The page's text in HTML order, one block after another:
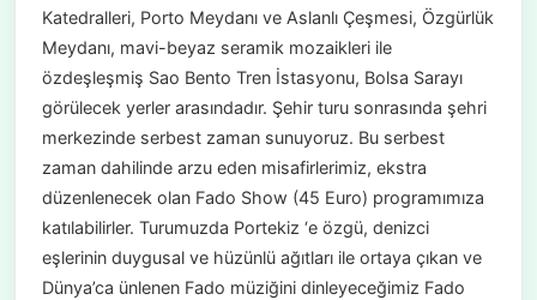
Katedralleri, Porto Meydanı ve Aslanlı Çeşmesi, Özgürlük
Meydanı, mavi-beyaz seramik mozaikleri ile
özdeşleşmiş Sao Bento Tren İstasyonu, Bolsa Sarayı
görülecek yerler arasındadır. Şehir turu sonrasında şehri
merkezinde serbest zaman sunuyoruz. Bu serbest
zaman dahilinde arzu eden misafirlerimiz, ekstra
düzenlenecek olan Fado Show (45 Euro) programımıza
katılabilirler. Turumuzda Portekiz ‘e özgü, denizci
eşlerinin duygusal ve hüzünlü ağıtları ile ortaya çıkan ve
Dünya’ca ünlenen Fado müziğini dinleyeceğimiz Fado